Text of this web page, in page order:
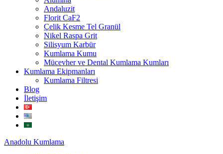
Andaluzit
Florit CaF2
Çelik Kesme Tel Granül
Nikel Raspa Grit
Silisyum Karbür
Kumlama Kumu
Mücevher ve Dental Kumlama Kumları
Kumlama Ekipmanları
Kumlama Filtresi
Blog
İletişim
Anadolu Kumlama